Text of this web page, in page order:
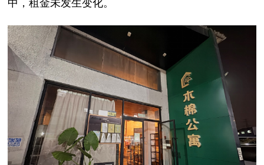
中，租金未发生变化。